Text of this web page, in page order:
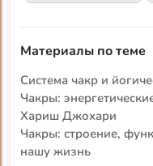
Материалы по теме
Система чакр и
Чакры:
Хариш Джохари
Чакры: строение,
нашу жизнь